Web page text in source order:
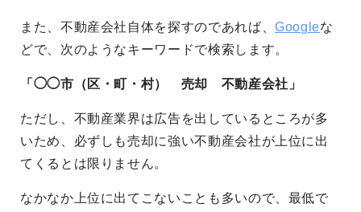
また、不動産会社自体を探すのであれば、Googleな
どで、次のようなキーワードで検索します。
「◯◯市（区・町・村） 売却 不動産会社」
ただし、不動産業界は広告を出しているところが多
いため、必ずしも売却に強い不動産会社が上位に出
てくるとは限りません。
なかなか上位に出てこないことも多いので、最低で